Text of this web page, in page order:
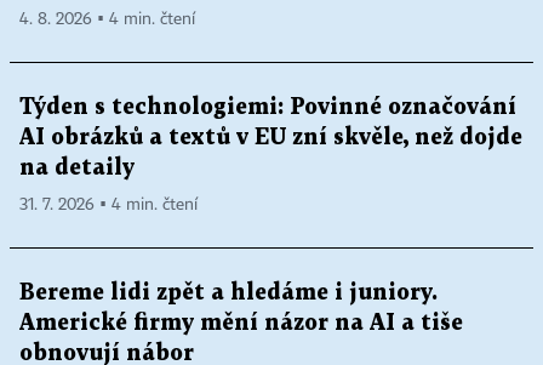
4. 8. 2026 ▪ 4 min. čtení
Týden s technologiemi: Povinné označování
AI obrázků a textů v EU zní skvěle, než dojde
na detaily
31. 7. 2026 ▪ 4 min. čtení
Bereme lidi zpět a hledáme i juniory.
Americké firmy mění názor na AI a tiše
obnovují nábor